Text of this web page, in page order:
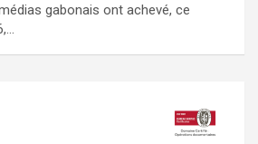
gabonais ont achevé, ce